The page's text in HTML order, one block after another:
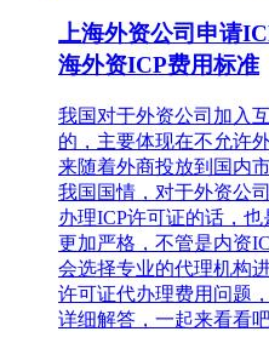
上海外资公司申请
海外资ICP费用标准
我国对于外资公司加入
的，主要体现在不允许
来随着外商投放到国内
我国国情，对于外资公
办理ICP许可证的话，
更加严格，不管是内资
会选择专业的代理机构
许可证代办理费用问题
详细解答，一起来看看吧